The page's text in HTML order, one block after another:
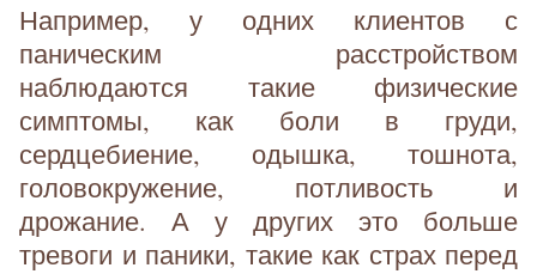
Например, у одних клиентов с
паническим расстройством
наблюдаются такие физические
симптомы, как боли в груди,
сердцебиение, одышка, тошнота,
головокружение, потливость и
дрожание. А у других это больше
тревоги и паники, такие как страх перед